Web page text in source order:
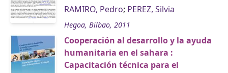
RAMIRO, Pedro; PEREZ, Silvia
Hegoa, Bilbao, 2011
Cooperación al desarrollo y la ayuda
humanitaria en el sahara :
Capacitación técnica para el